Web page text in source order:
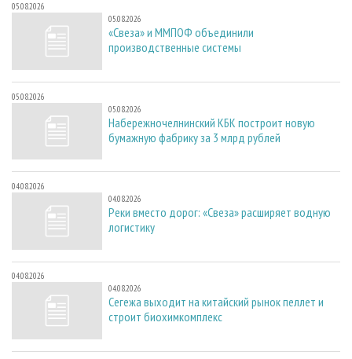
05.08.2026
05.08.2026
«Свеза» и ММПОФ объединили
производственные системы
05.08.2026
05.08.2026
Набережночелнинский КБК построит новую
бумажную фабрику за 3 млрд рублей
04.08.2026
04.08.2026
Реки вместо дорог: «Свеза» расширяет водную
логистику
04.08.2026
04.08.2026
Сегежа выходит на китайский рынок пеллет и
строит биохимкомплекс